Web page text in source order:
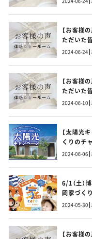
【お客様
ただいた
2024-06-24
【お客様
ただいた
2024-06-10
【太陽光
くりのチ
2024-06-06
6/1（土）
岡家づく
2024-05-30
【お客様